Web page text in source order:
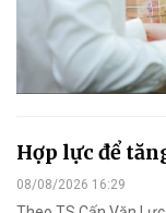
Hợp lực để
08/08/2026 16:29